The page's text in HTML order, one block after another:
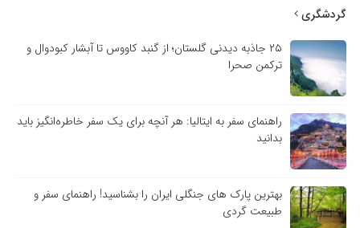
گردشگری
۲۵ جاذبه دیدنی گلستان؛ از گنبد کاووس تا آبشار کبودوال و
ترکمن صحرا
راهنمای سفر به ایتالیا: هر آنچه برای یک سفر خاطره‌انگیز باید
بدانید
بهترین پارک های جنگلی ایران را بشناسید! راهنمای سفر و
طبیعت گردی